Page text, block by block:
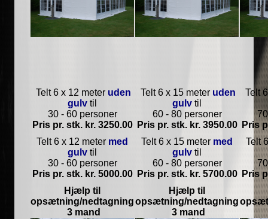
Telt 6 x 12 meter uden
gulv til
30 - 60 personer
Pris pr. stk. kr. 3250.00
Telt 6 x 12 meter med
gulv til
30 - 60 personer
Pris pr. stk. kr. 5000.00
Hjælp til
opsætning/nedtagning
3 mand
Telt 6 x 15 meter uden
gulv til
60 - 80 personer
Pris pr. stk. kr. 3950.00
Telt 6 x 15 meter med
gulv til
60 - 80 personer
Pris pr. stk. kr. 5700.00
Hjælp til
opsætning/nedtagning
3 mand
Telt
Pris
Telt
Pris